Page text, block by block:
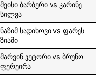
მეისი ბარბერი vs კარინე
სილვა
ნაზიმ სადიხოვი vs ფარეს
ზიამი
მარვინ ვეტორი vs ბრუნო
ფერეირა